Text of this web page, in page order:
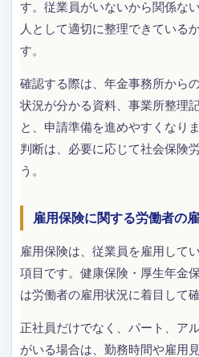
す。従業員がいないから関係な
人として適切に整理できている
す。
確認する際は、年金事務所から
状況が分かる資料、事業所整理
と、申請準備を進めやすくなり
判断は、必要に応じて社会保険
う。
雇用保険に関する労働者の
雇用保険は、従業員を雇用して
項目です。健康保険・厚生年金
は労働者の雇用状況に着目して確
正社員だけでなく、パート、ア
がいる場合は、勤務時間や雇用